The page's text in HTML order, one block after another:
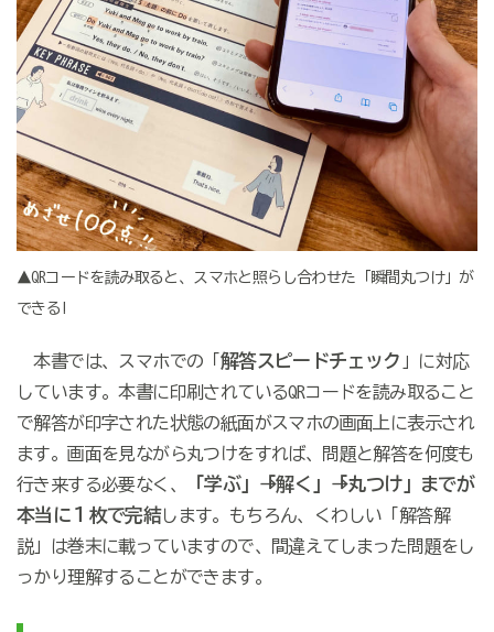
▲QRコードを読み取ると、スマホと照らし合わせた「瞬間丸つけ」が
できる!
本書では、スマホでの「 解答スピードチェック 」に対応
しています。本書に印刷されているQRコードを読み取ること
で解答が印字された状態の紙面がスマホの画面上に表示され
ます。画面を見ながら丸つけをすれば、問題と解答を何度も
行き来する必要なく、
「学ぶ」→「解く」→「丸つけ」までが
本当に１枚で完結します。もちろん、くわしい「解答解
説」は巻末に載っていますので、間違えてしまった問題をし
っかり理解することができます。